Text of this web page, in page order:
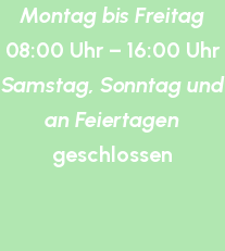
Montag bis Freitag
08:00 Uhr – 16:00 Uhr
Samstag, Sonntag und
an Feiertagen
geschlossen